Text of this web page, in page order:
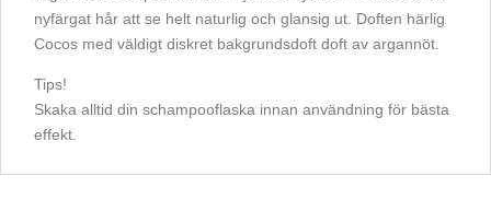
nyfärgat hår att se helt naturlig och glansig ut. Doften härlig
Cocos med väldigt diskret bakgrundsdoft doft av argannöt.
Tips!
Skaka alltid din schampooflaska innan användning för bästa
effekt.